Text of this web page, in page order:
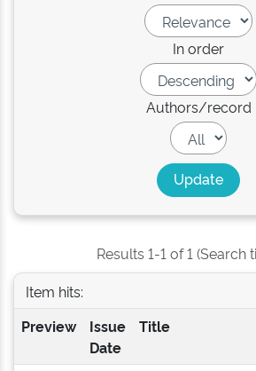
In order
Authors/record
Results 1-1 of 1 (Search
Item hits:
Preview
Issue
Date
Title